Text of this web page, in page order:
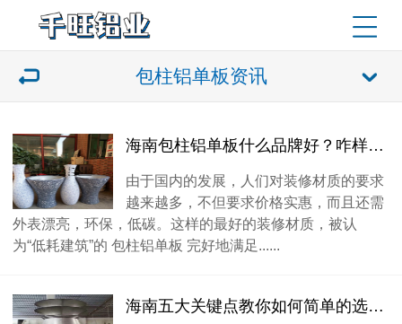
包柱铝单板资讯
海南包柱铝单板什么品牌好？咋样找优秀包柱铝单板
由于国内的发展，人们对装修材质的要求
越来越多，不但要求价格实惠，而且还需
外表漂亮，环保，低碳。这样的最好的装修材质，被认
为“低耗建筑”的 包柱铝单板 完好地满足......
海南五大关键点教你如何简单的选到质量好的包柱铝单板